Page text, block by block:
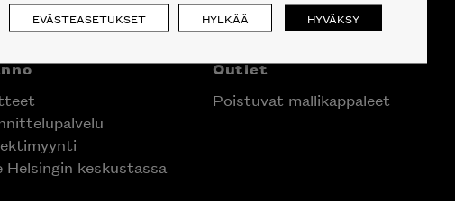
Helsingin keskustassa
Outlet
Poistuvat mallikappaleet
EVÄSTEASETUKSET HYLKÄÄ HYVÄKSY